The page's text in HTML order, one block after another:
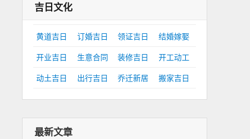
吉日文化
黄道吉日 订婚吉日 领证吉日
结婚嫁娶
开业吉日
生意合同 装修吉日
开工动工
动土吉日
出行吉日 乔迁新居 搬家吉日
最新文章